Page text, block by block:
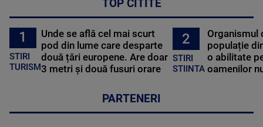
TOP CITITE
1
STIRI
TURISM
Unde se află cel mai scurt
pod din lume care desparte
două țări europene. Are doar
3 metri și două fusuri orare
2
STIRI
STIINTA
Organismul
populație
o abilitate
oamenilor
PARTENERI